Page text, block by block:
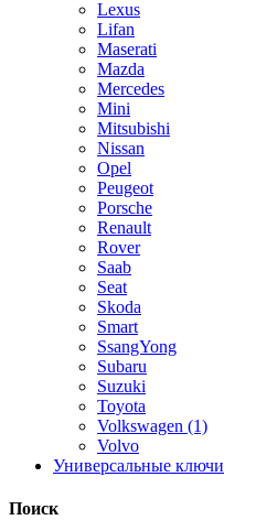
Lexus
Lifan
Maserati
Mazda
Mercedes
Mini
Mitsubishi
Nissan
Opel
Peugeot
Porsche
Renault
Rover
Saab
Seat
Skoda
Smart
SsangYong
Subaru
Suzuki
Toyota
Volkswagen (1)
Volvo
Универсальные ключи
Поиск